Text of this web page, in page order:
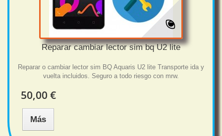
Reparar cambiar lector sim bq U2 lite
Reparar o cambiar lector sim BQ Aquaris U2 lite Transporte ida y
vuelta incluidos. Seguro a todo riesgo con mrw.
50,00 €
Más